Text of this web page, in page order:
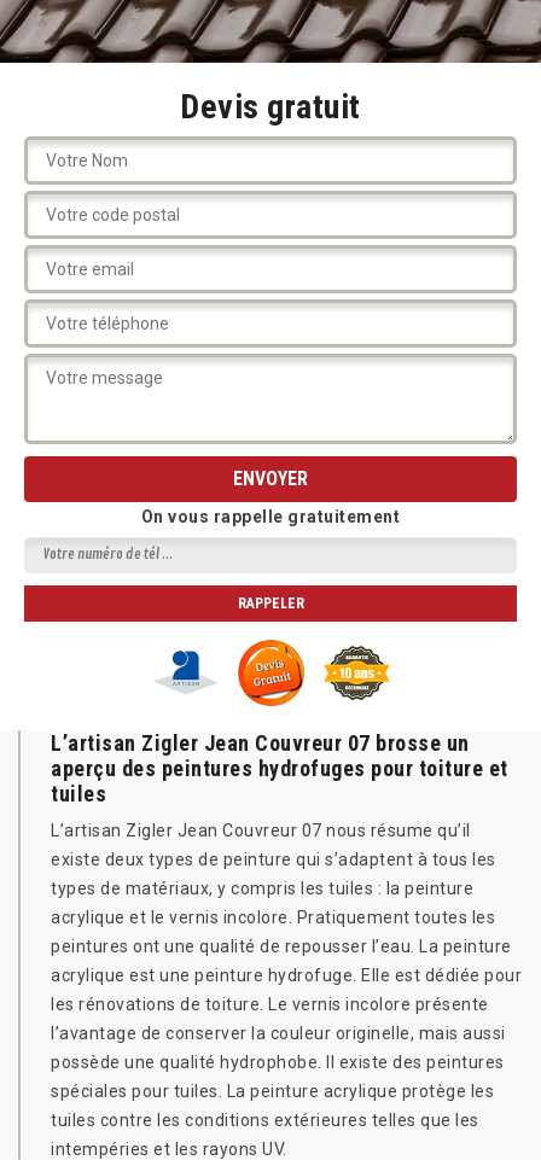
Devis gratuit
On vous rappelle gratuitement
L’artisan Zigler Jean Couvreur 07 brosse un
aperçu des peintures hydrofuges pour toiture et
tuiles
L’artisan Zigler Jean Couvreur 07 nous résume qu’il
existe deux types de peinture qui s’adaptent à tous les
types de matériaux, y compris les tuiles : la peinture
acrylique et le vernis incolore. Pratiquement toutes les
peintures ont une qualité de repousser l’eau. La peinture
acrylique est une peinture hydrofuge. Elle est dédiée pour
les rénovations de toiture. Le vernis incolore présente
l’avantage de conserver la couleur originelle, mais aussi
possède une qualité hydrophobe. Il existe des peintures
spéciales pour tuiles. La peinture acrylique protège les
tuiles contre les conditions extérieures telles que les
intempéries et les rayons UV.